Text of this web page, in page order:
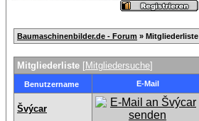
Baumaschinenbilder.de - Forum » Mitgliederliste
Mitgliederliste [Mitgliedersuche]
Benutzername E-Mail
Švýcar